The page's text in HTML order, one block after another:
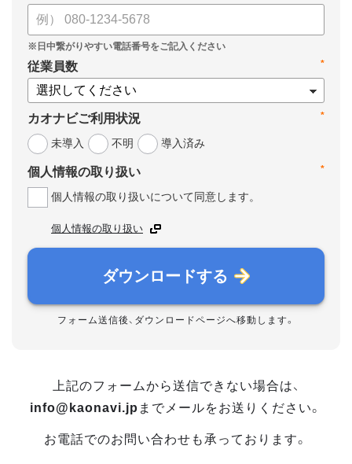
*
従業員数
*
カオナビご利用状況
未導入
不明 導入済み
*
個人情報の取り扱い
個人情報の取り扱いについて同意します。
個人情報の取り扱い
ダウンロードする
フォーム送信後、ダウンロードページへ移動します。
上記のフォームから送信できない場合は、
info@kaonavi.jp までメールをお送りください。
お電話でのお問い合わせも承っております。